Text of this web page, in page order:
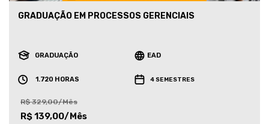
GRADUAÇÃO EM PROCESSOS GERENCIAIS
GRADUAÇÃO EAD
1.720 HORAS 4 SEMESTRES
R$ 329,00/Mês
R$ 139,00/Mês